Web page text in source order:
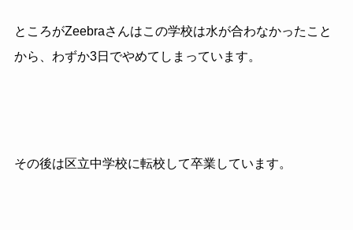
ところがZeebraさんはこの学校は水が合わなかったこと
から、わずか3日でやめてしまっています。
その後は区立中学校に転校して卒業しています。